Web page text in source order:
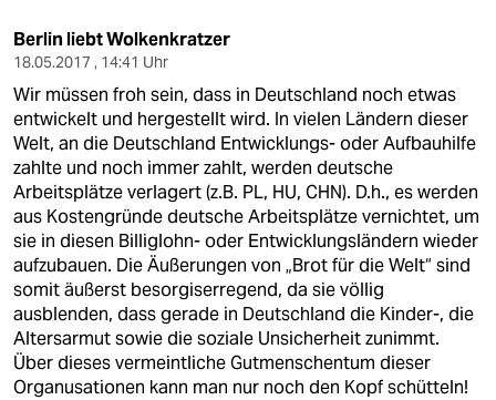
Berlin liebt Wolkenkratzer
18.05.2017 , 14:41 Uhr
Wir müssen froh sein, dass in Deutschland noch etwas
entwickelt und hergestellt wird. In vielen Ländern dieser
Welt, an die Deutschland Entwicklungs- oder Aufbauhilfe
zahlte und noch immer zahlt, werden deutsche
Arbeitsplätze verlagert (z.B. PL, HU, CHN). D.h., es werden
aus Kostengründe deutsche Arbeitsplätze vernichtet, um
sie in diesen Billiglohn- oder Entwicklungsländern wieder
aufzubauen. Die Äußerungen von „Brot für die Welt“ sind
somit äußerst besorgiserregend, da sie völlig
ausblenden, dass gerade in Deutschland die Kinder-, die
Altersarmut sowie die soziale Unsicherheit zunimmt.
Über dieses vermeintliche Gutmenschentum dieser
Organusationen kann man nur noch den Kopf schütteln!